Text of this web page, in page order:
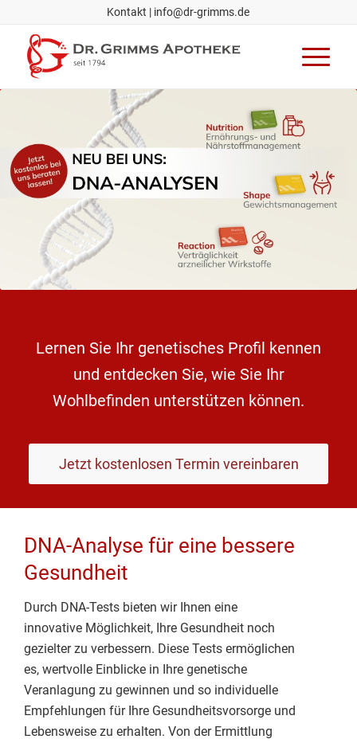
Kontakt | info@dr-grimms.de
Lernen Sie Ihr genetisches Profil kennen
und entdecken Sie, wie Sie Ihr
Wohlbefinden unterstützen können.
Jetzt kostenlosen Termin vereinbaren
DNA-Analyse für eine bessere
Gesundheit
Durch DNA-Tests bieten wir Ihnen eine
innovative Möglichkeit, Ihre Gesundheit noch
gezielter zu verbessern. Diese Tests ermöglichen
es, wertvolle Einblicke in Ihre genetische
Veranlagung zu gewinnen und so individuelle
Empfehlungen für Ihre Gesundheitsvorsorge und
Lebensweise zu erhalten. Von der Ermittlung